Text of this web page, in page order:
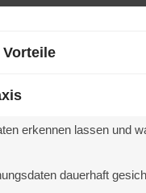
erkennen lassen und
dauerhaft